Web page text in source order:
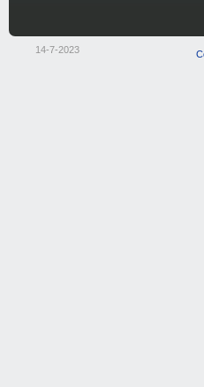
14-7-2023